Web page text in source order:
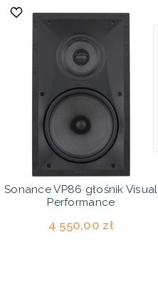
Sonance VP86 głośnik Visual
Performance
4 550,00 zł